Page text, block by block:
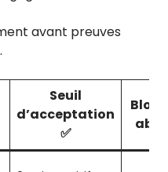
avant preuves
Seuil
d’acceptation
✅